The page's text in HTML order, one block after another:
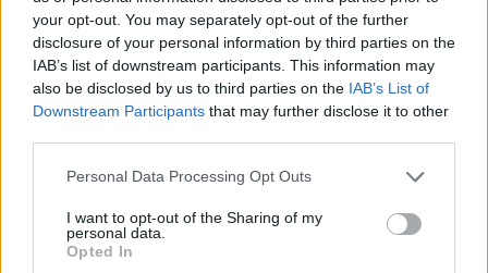
your opt-out. You may separately opt-out of the further
disclosure of your personal information by third parties on the
IAB’s list of downstream participants. This information may
also be disclosed by us to third parties on the IAB’s List of
Downstream Participants that may further disclose it to other
Please note that this website/app uses one or more Google
not limited to your visit or usage behaviour. You may click to
grant or deny consent to Google and its third-party tags to
use your data for below specified purposes in below Google
Personal Data Processing Opt Outs
I want to opt-out of the Sharing of my
personal data.
Opted In
Το αίτημα για την υποκλοπή Ανδρουλάκη